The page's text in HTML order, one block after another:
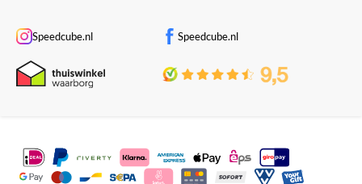
Speedcube.nl Speedcube.nl